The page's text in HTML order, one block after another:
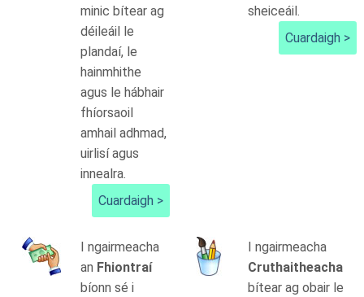
minic bítear ag
déileáil le
plandaí, le
hainmhithe
agus le hábhair
fhíorsaoil
amhail adhmad,
uirlisí agus
innealra.
Cuardaigh >
sheiceáil.
Cuardaigh >
I ngairmeacha
an Fhiontraí
bíonn sé i
I ngairmeacha
Cruthaitheacha
bítear ag obair le